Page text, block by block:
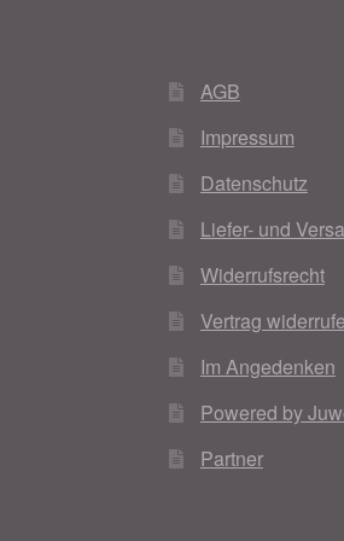
AGB
Impressum
Datenschutz
Liefer- und
Widerrufsrecht
Vertrag
Im Angedenken
Powered by
Partner